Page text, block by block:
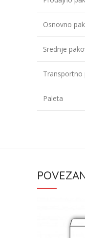
Osnovno
Srednje
Transportno
Paleta